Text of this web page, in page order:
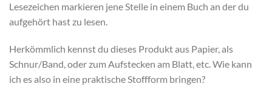
Lesezeichen markieren jene Stelle in einem Buch an der du
aufgehört hast zu lesen.
Herkömmlich kennst du dieses Produkt aus Papier, als
Schnur/Band, oder zum Aufstecken am Blatt, etc. Wie kann
ich es also in eine praktische Stoffform bringen?